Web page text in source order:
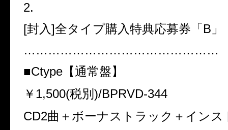
2.
[封入]全タイプ購入特典応募券「 B 」
…………………………………………
■Ctype 【通常盤】
￥ 1,500(税別 )/BPRVD-344
CD2曲＋ボーナストラック＋インス